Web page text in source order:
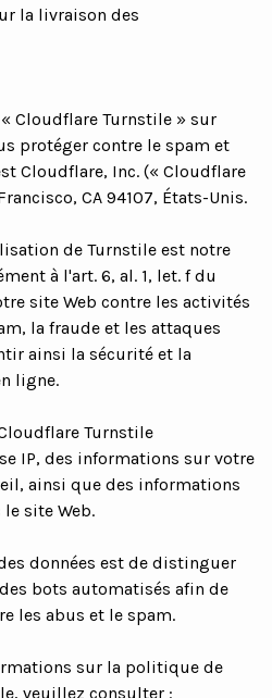
la livraison des
Cloudflare Turnstile » sur
protéger contre le spam et
Cloudflare, Inc. (« Cloudflare
CA 94107, États-Unis.
de Turnstile est notre
à l'art. 6, al. 1, let. f du
site Web contre les activités
la fraude et les attaques
ainsi la sécurité et la
ligne.
Turnstile
IP, des informations sur votre
ainsi que des informations
site Web.
données est de distinguer
bots automatisés afin de
les abus et le spam.
sur la politique de
veuillez consulter :